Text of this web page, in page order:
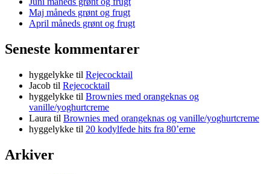
Maj måneds grønt og frugt
April måneds grønt og frugt
Seneste kommentarer
hyggelykke til Rejecocktail
Jacob til Rejecocktail
hyggelykke til Brownies med orangeknas og
vanille/yoghurtcreme
Laura til Brownies med orangeknas og vanille/yoghurtcreme
hyggelykke til 20 kodylfede hits fra 80’erne
Arkiver